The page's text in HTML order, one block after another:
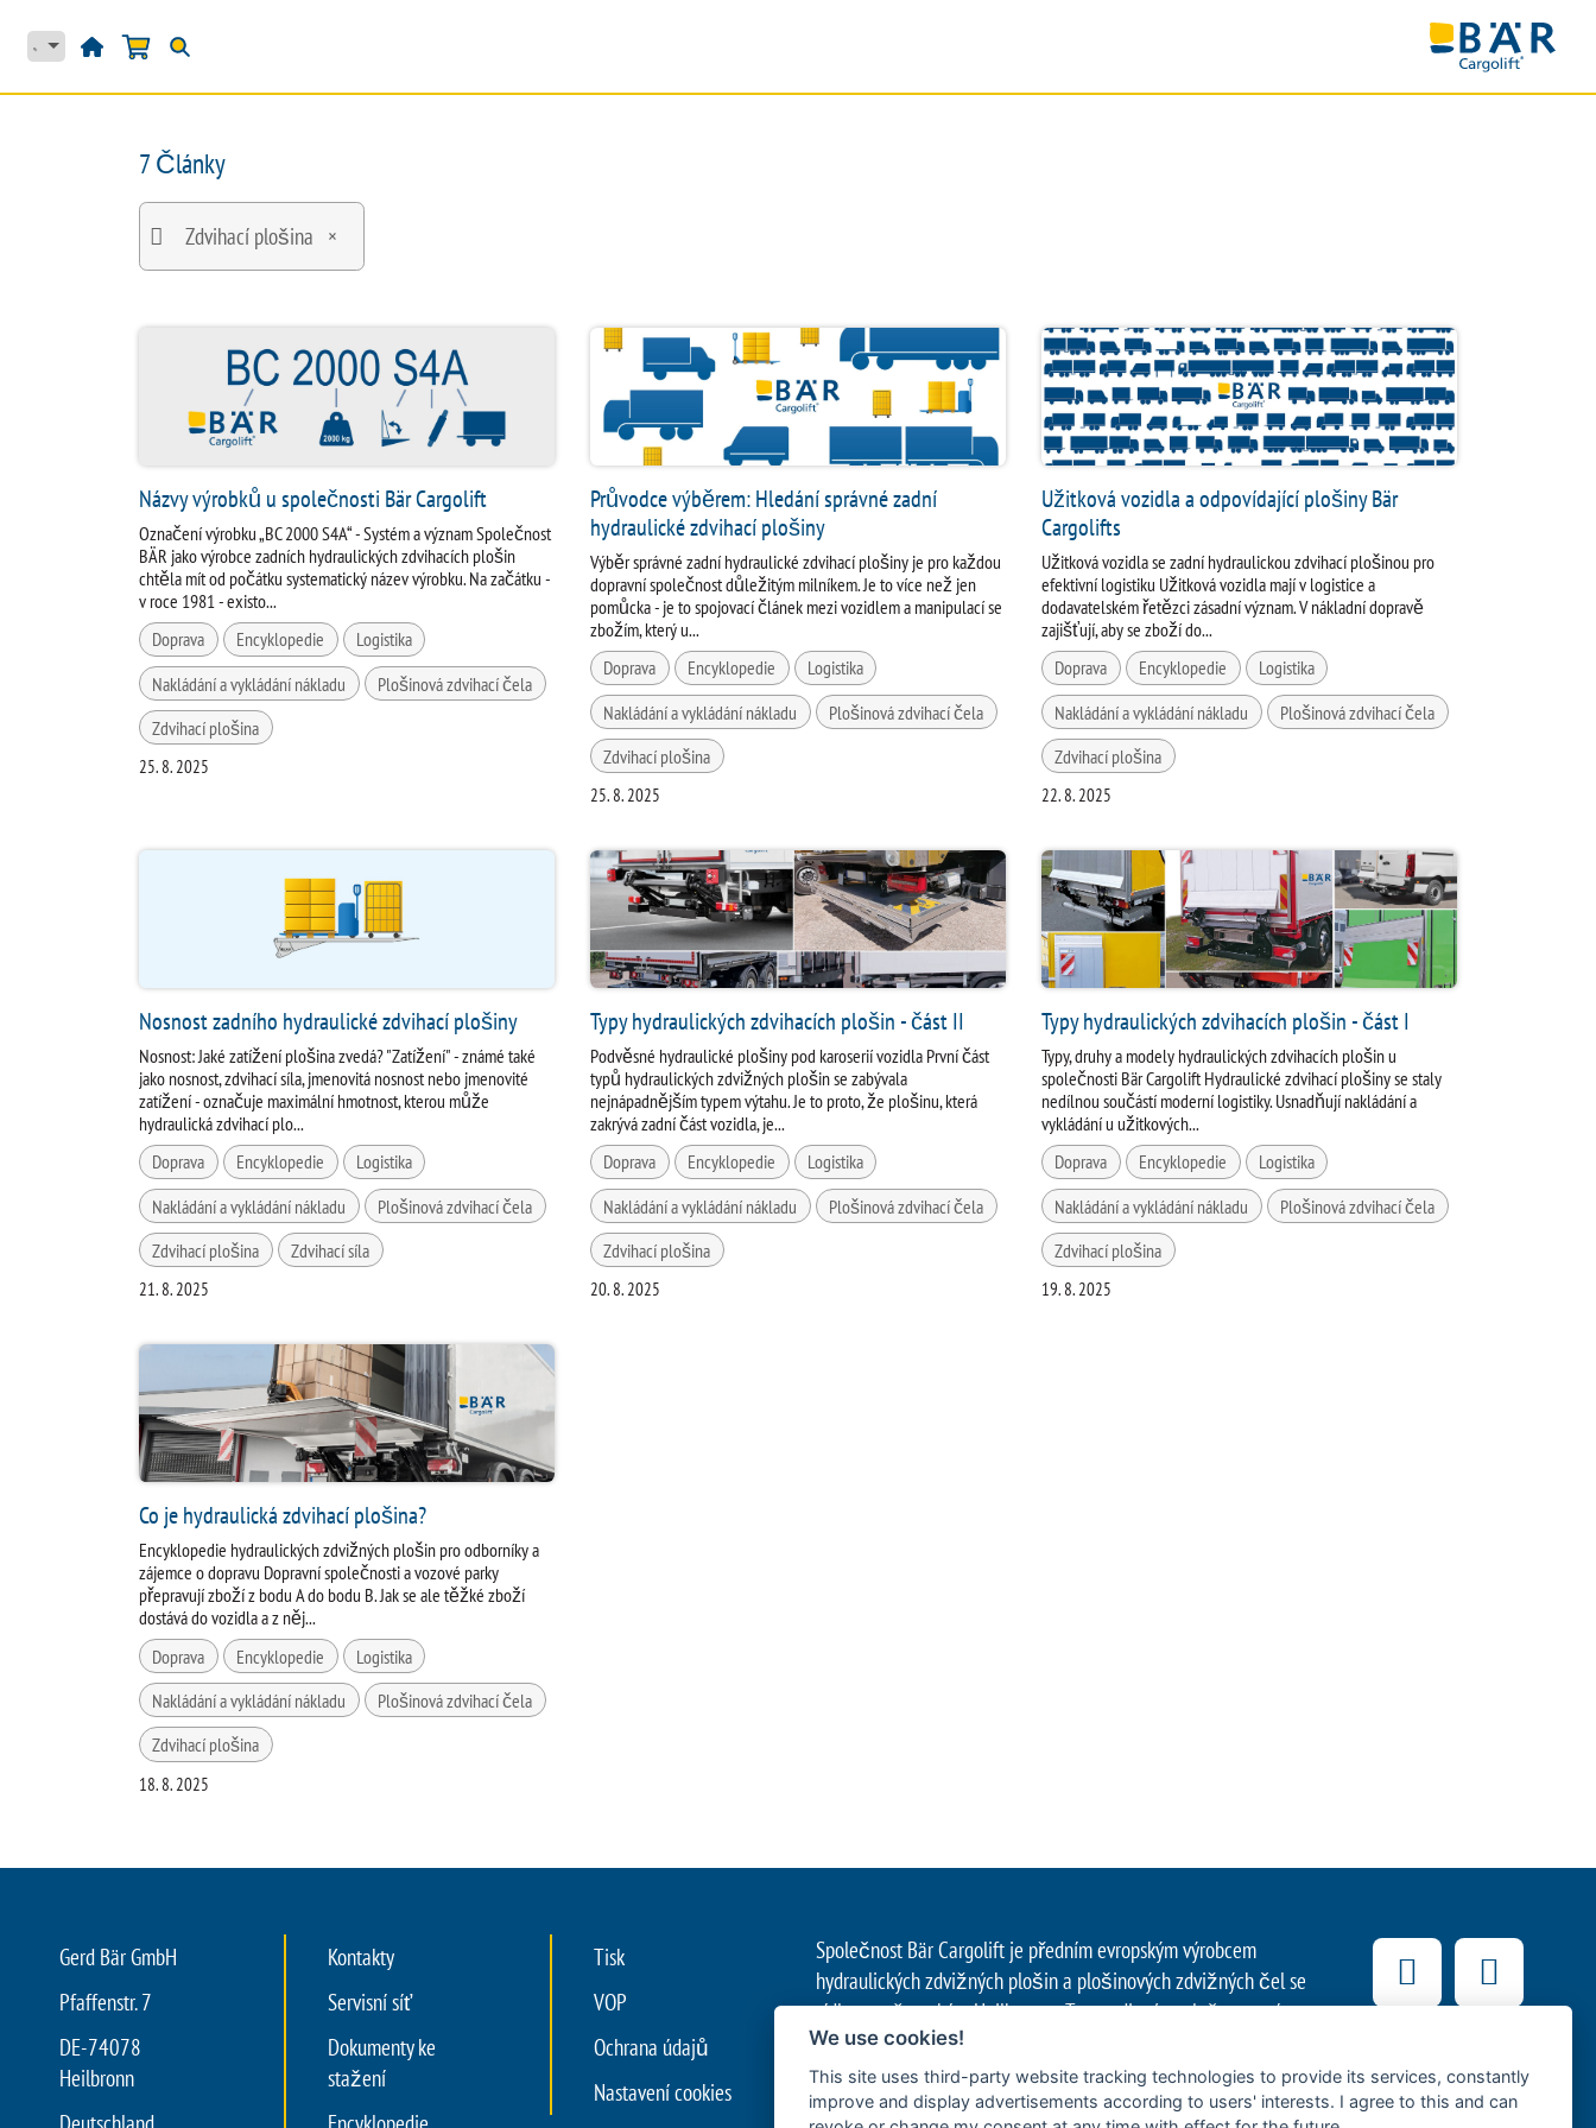
7 Články
Zdvihací plošina ×
Názvy výrobků u společnosti Bär Cargolift
Označení výrobku „BC 2000 S4A“ - Systém a význam Společnost
BÄR jako výrobce zadních hydraulických zdvihacích plošin
chtěla mít od počátku systematický název výrobku. Na začátku -
v roce 1981 - existo...
Doprava
Encyklopedie
Logistika
Nakládání a vykládání nákladu
Plošinová zdvihací čela
Zdvihací plošina
25. 8. 2025
Průvodce výběrem: Hledání správné zadní
hydraulické zdvihací plošiny
Výběr správné zadní hydraulické zdvihací plošiny je pro každou
dopravní společnost důležitým milníkem. Je to více než jen
pomůcka - je to spojovací článek mezi vozidlem a manipulací se
zbožím, který u...
Doprava
Encyklopedie
Logistika
Nakládání a vykládání nákladu
Plošinová zdvihací čela
Zdvihací plošina
25. 8. 2025
Užitková vozidla a odpovídající plošiny Bär
Cargolifts
Užitková vozidla se zadní hydraulickou zdvihací plošinou pro
efektivní logistiku Užitková vozidla mají v logistice a
dodavatelském řetězci zásadní význam. V nákladní dopravě
zajišťují, aby se zboží do...
Doprava
Encyklopedie
Logistika
Nakládání a vykládání nákladu
Plošinová zdvihací čela
Zdvihací plošina
22. 8. 2025
Nosnost zadního hydraulické zdvihací plošiny
Nosnost: Jaké zatížení plošina zvedá? "Zatížení" - známé také
jako nosnost, zdvihací síla, jmenovitá nosnost nebo jmenovité
zatížení - označuje maximální hmotnost, kterou může
hydraulická zdvihací plo...
Doprava
Encyklopedie
Logistika
Nakládání a vykládání nákladu
Plošinová zdvihací čela
Zdvihací plošina
Zdvihací síla
21. 8. 2025
Typy hydraulických zdvihacích plošin - část II
Podvěsné hydraulické plošiny pod karoserií vozidla První část
typů hydraulických zdvižných plošin se zabývala
nejnápadnějším typem výtahu. Je to proto, že plošinu, která
zakrývá zadní část vozidla, je...
Doprava
Encyklopedie
Logistika
Nakládání a vykládání nákladu
Plošinová zdvihací čela
Zdvihací plošina
20. 8. 2025
Typy hydraulických zdvihacích plošin - část I
Typy, druhy a modely hydraulických zdvihacích plošin u
společnosti Bär Cargolift Hydraulické zdvihací plošiny se staly
nedílnou součástí moderní logistiky. Usnadňují nakládání a
vykládání u užitkových...
Doprava
Encyklopedie
Logistika
Nakládání a vykládání nákladu
Plošinová zdvihací čela
Zdvihací plošina
19. 8. 2025
Co je hydraulická zdvihací plošina?
Encyklopedie hydraulických zdvižných plošin pro odborníky a
zájemce o dopravu Dopravní společnosti a vozové parky
přepravují zboží z bodu A do bodu B. Jak se ale těžké zboží
dostává do vozidla a z něj...
Doprava
Encyklopedie
Logistika
Nakládání a vykládání nákladu
Plošinová zdvihací čela
Zdvihací plošina
18. 8. 2025
Gerd Bär GmbH
Pfaffenstr. 7
DE-74078
Heilbronn
Kontakty
Servisní síť
Dokumenty ke
stažení
Tisk
VOP
Ochrana údajů
Nastavení cookies
Společnost Bär Cargolift je předním evropským výrobcem
hydraulických zdvižných plošin a plošinových zdvižných čel se
sídlem v německém Heilbronnu. Tato rodinná společnost s více
než 40 lety zkušeností je špičkovým dodavatelem a lídrem v
oblasti inovací pro efektivní přepravu zboží užitkovými vozidly.
Její zdvihací systémy na zadní části vozidel podporují
We use cookies!
This site uses third-party website tracking technologies to provide its services, constantly
improve and display advertisements according to users' interests. I agree to this and can